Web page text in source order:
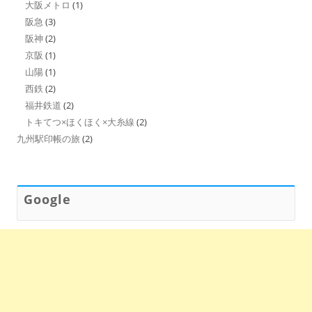
大阪メトロ (1)
阪急 (3)
阪神 (2)
京阪 (1)
山陽 (1)
西鉄 (2)
福井鉄道 (2)
トキてつ×ほくほく×大糸線 (2)
九州駅印帳の旅 (2)
Google